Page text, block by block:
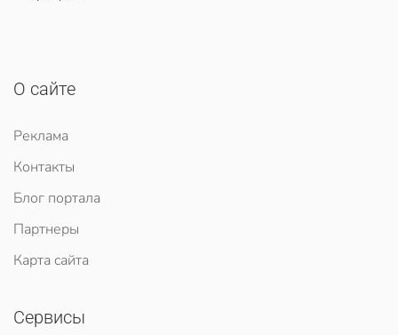
О сайте
Реклама
Контакты
Блог портала
Партнеры
Карта сайта
Сервисы